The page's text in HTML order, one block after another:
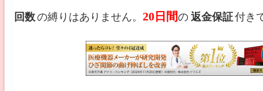
回数の縛りはありません。20日間の 返金保証付き